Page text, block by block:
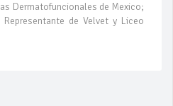
Dermatofuncionales de Mexico;
de Velvet y Liceo